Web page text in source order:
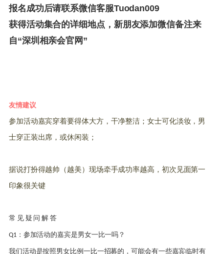
报名成功后请联系微信客服Tuodan009
获得活动集合的详细地点，新朋友添加微信备注来
自“深圳相亲会官网”
友情建议
参加活动嘉宾穿着要得体大方，干净整洁；女士可化淡妆，男
士穿正装出席，或休闲装；
据说打扮得越帅（越美）现场牵手成功率越高，初次见面第一
印象很关键
常 见 疑 问 解 答
Q1：参加活动的嘉宾是男女一比一吗？
我们活动是按照男女比例一比一招募的，可能会有一些嘉宾临时有